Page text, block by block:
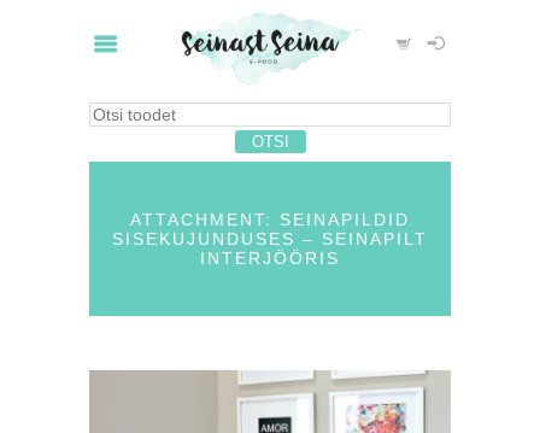
ATTACHMENT: SEINAPILDID
SISEKUJUNDUSES – SEINAPILT
INTERJÖÖRIS